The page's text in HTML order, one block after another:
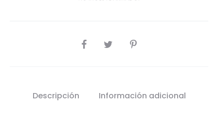
SHARE
Descripción Información adicional